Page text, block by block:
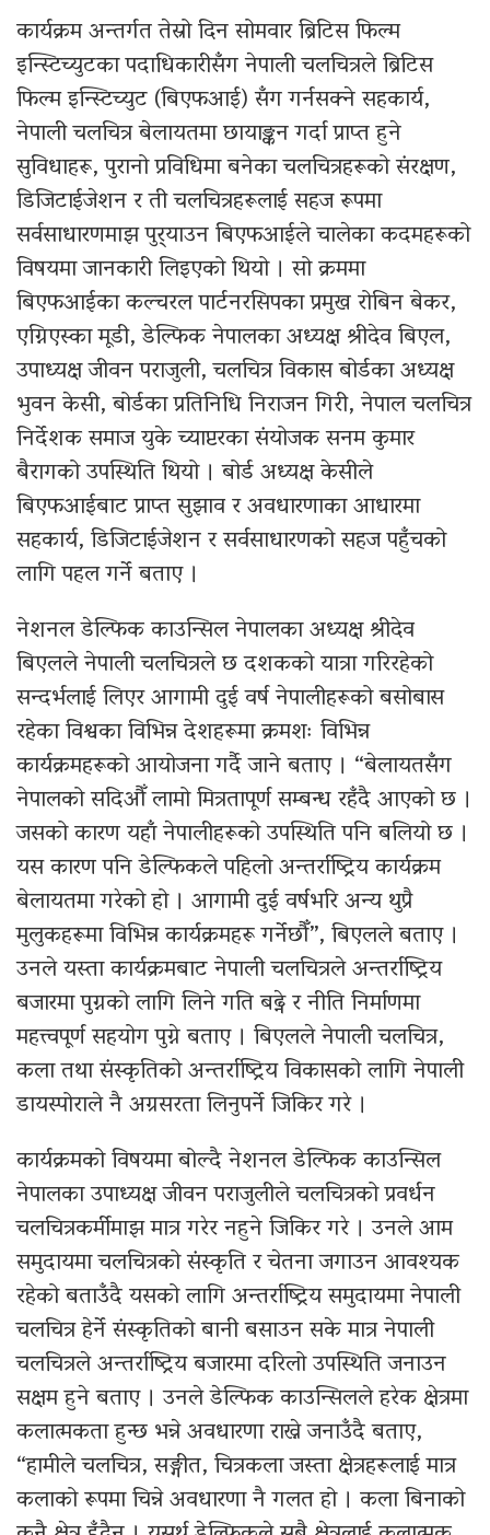
कार्यक्रम अन्तर्गत तेस्रो दिन सोमवार ब्रिटिस फिल्म
इन्स्टिच्युटका पदाधिकारीसँग नेपाली चलचित्रले ब्रिटिस
फिल्म इन्स्टिच्युट (बिएफआई) सँग गर्नसक्ने सहकार्य,
नेपाली चलचित्र बेलायतमा छायाङ्कन गर्दा प्राप्त हुने
सुविधाहरू, पुरानो प्रविधिमा बनेका चलचित्रहरूको संरक्षण,
डिजिटाईजेशन र ती चलचित्रहरूलाई सहज रूपमा
सर्वसाधारणमाझ पुर्‍याउन बिएफआईले चालेका कदमहरूको
विषयमा जानकारी लिइएको थियो । सो क्रममा
बिएफआईका कल्चरल पार्टनरसिपका प्रमुख रोबिन बेकर,
एग्निएस्का मूडी, डेल्फिक नेपालका अध्यक्ष श्रीदेव बिएल,
उपाध्यक्ष जीवन पराजुली, चलचित्र विकास बोर्डका अध्यक्ष
भुवन केसी, बोर्डका प्रतिनिधि निराजन गिरी, नेपाल चलचित्र
निर्देशक समाज युके च्याप्टरका संयोजक सनम कुमार
बैरागको उपस्थिति थियो । बोर्ड अध्यक्ष केसीले
बिएफआईबाट प्राप्त सुझाव र अवधारणाका आधारमा
सहकार्य, डिजिटाईजेशन र सर्वसाधारणको सहज पहुँचको
लागि पहल गर्ने बताए ।
नेशनल डेल्फिक काउन्सिल नेपालका अध्यक्ष श्रीदेव
बिएलले नेपाली चलचित्रले छ दशकको यात्रा गरिरहेको
सन्दर्भलाई लिएर आगामी दुई वर्ष नेपालीहरूको बसोबास
रहेका विश्वका विभिन्न देशहरूमा क्रमशः विभिन्न
कार्यक्रमहरूको आयोजना गर्दै जाने बताए । “बेलायतसँग
नेपालको सदिऔँ लामो मित्रतापूर्ण सम्बन्ध रहँदै आएको छ ।
जसको कारण यहाँ नेपालीहरूको उपस्थिति पनि बलियो छ ।
यस कारण पनि डेल्फिकले पहिलो अन्तर्राष्ट्रिय कार्यक्रम
बेलायतमा गरेको हो । आगामी दुई वर्षभरि अन्य थुप्रै
मुलुकहरूमा विभिन्न कार्यक्रमहरू गर्नेछौँ”, बिएलले बताए ।
उनले यस्ता कार्यक्रमबाट नेपाली चलचित्रले अन्तर्राष्ट्रिय
बजारमा पुग्नको लागि लिने गति बढ्ने र नीति निर्माणमा
महत्त्वपूर्ण सहयोग पुग्ने बताए । बिएलले नेपाली चलचित्र,
कला तथा संस्कृतिको अन्तर्राष्ट्रिय विकासको लागि नेपाली
डायस्पोराले नै अग्रसरता लिनुपर्ने जिकिर गरे ।
कार्यक्रमको विषयमा बोल्दै नेशनल डेल्फिक काउन्सिल
नेपालका उपाध्यक्ष जीवन पराजुलीले चलचित्रको प्रवर्धन
चलचित्रकर्मीमाझ मात्र गरेर नहुने जिकिर गरे । उनले आम
समुदायमा चलचित्रको संस्कृति र चेतना जगाउन आवश्यक
रहेको बताउँदै यसको लागि अन्तर्राष्ट्रिय समुदायमा नेपाली
चलचित्र हेर्ने संस्कृतिको बानी बसाउन सके मात्र नेपाली
चलचित्रले अन्तर्राष्ट्रिय बजारमा दरिलो उपस्थिति जनाउन
सक्षम हुने बताए । उनले डेल्फिक काउन्सिलले हरेक क्षेत्रमा
कलात्मकता हुन्छ भन्ने अवधारणा राख्ने जनाउँदै बताए,
“हामीले चलचित्र, सङ्गीत, चित्रकला जस्ता क्षेत्रहरूलाई मात्र
कलाको रूपमा चिन्ने अवधारणा नै गलत हो । कला बिनाको